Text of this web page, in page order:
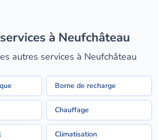
services à Neufchâteau
autres services à Neufchâteau
Borne de recharge
Chauffage
Climatisation